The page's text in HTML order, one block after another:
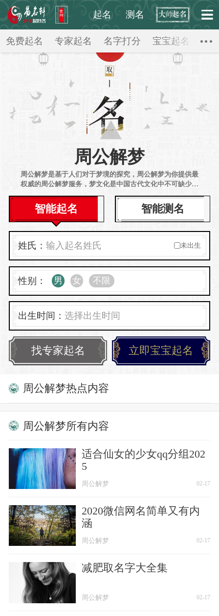
起名 测名
起点起名网 > 周公解梦 >
免费起名 专家起名 名字打分 宝宝起名 公
周公解梦
周公解梦是基于人们对于梦境的探究，周公解梦为你提供最
权威的周公解梦服务，梦文化是中国古代文化中不可缺少的
重要组成部分，在民间流传甚广。周公解梦是窃听自己潜意
识和意识相互交流的机会，它为人们打开了通往自我整合的
大门钥匙，也能为自己接下来的生活、行动做一些参考和指
引方向。
智能起名 智能测名
姓氏： 未出生
性别： 男 女 不限
出生时间：
找专家起名 立即宝宝起名
周公解梦热点内容
周公解梦所有内容
适合仙女的少女qq分组202
5
周公解梦 02-17
2020微信网名简单又有内
涵
周公解梦 02-17
减肥取名字大全集
周公解梦 02-17